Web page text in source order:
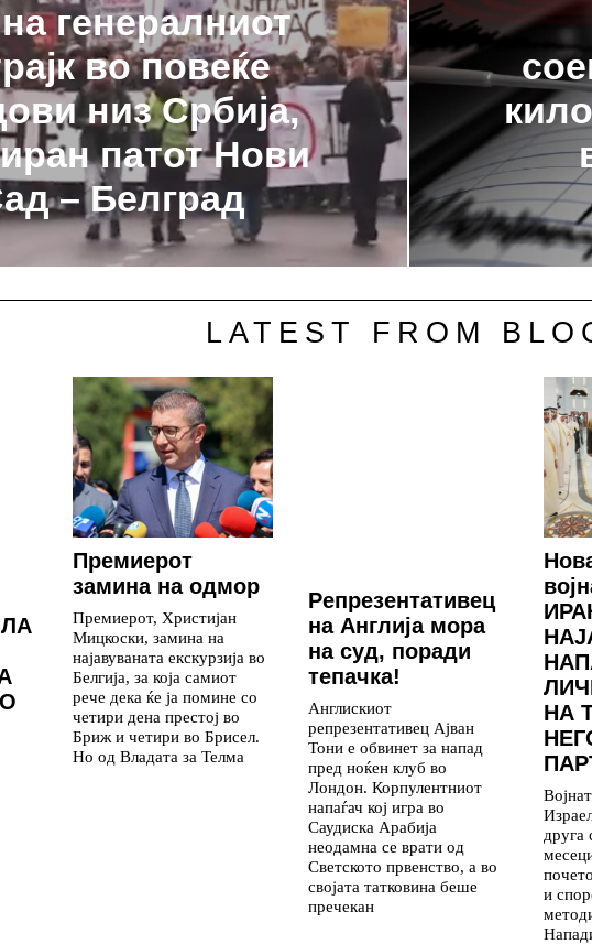
генералниот
во повеќе
низ Србија,
патот Нови
– Белград
LATEST FROM
Премиерот
замина на одмор
Премиерот, Христијан
Мицкоски, замина на
најавуваната екскурзија во
Белгија, за која самиот
рече дека ќе ја помине со
четири дена престој во
Бриж и четири во Брисел.
Но од Владата за Телма
Репрезентативец
на Англија мора
на суд, поради
тепачка!
Англискиот
репрезентативец Ајван
Тони е обвинет за напад
пред ноќен клуб во
Лондон. Корпулентниот
напаѓач кој игра во
Саудиска Арабија
неодамна се врати од
Светското првенство, а во
својата татковина беше
пречекан
НА
друга
и